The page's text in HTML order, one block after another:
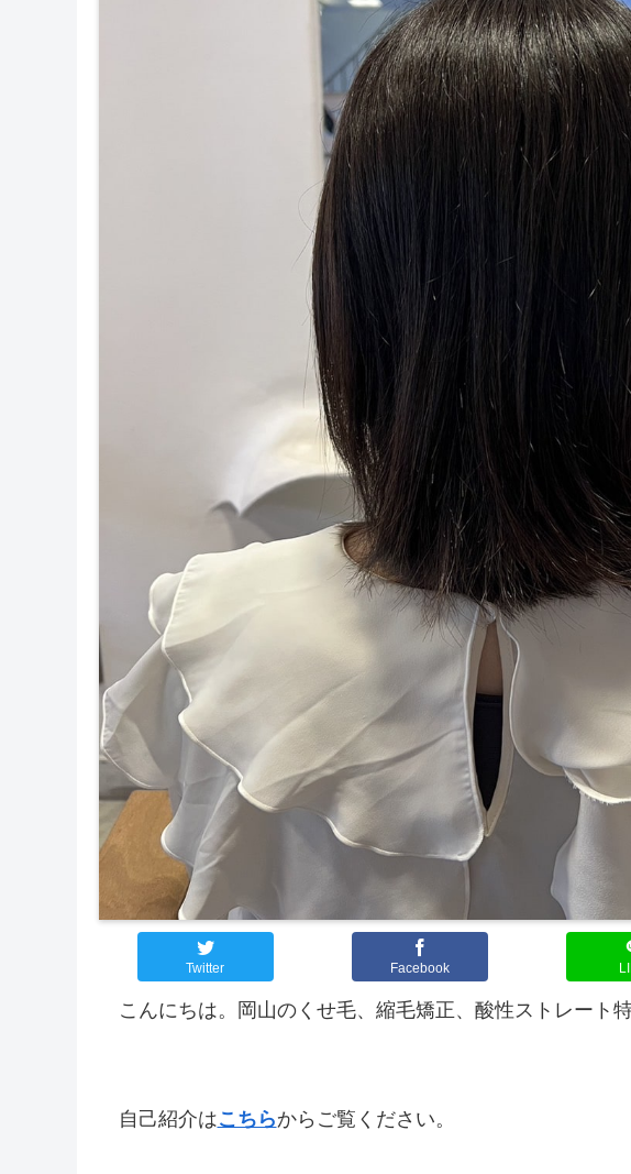
Twitter Facebook
こんにちは。岡山のくせ毛、縮毛矯正、酸性ストレート
自己紹介はこちらからご覧ください。